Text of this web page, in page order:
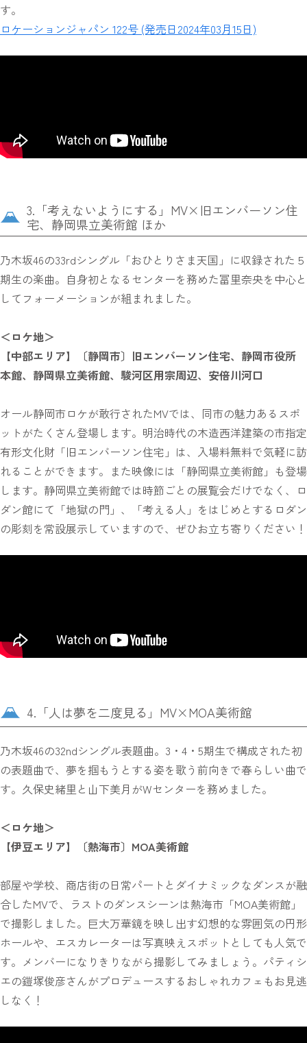
す。
ロケーションジャパン 122号 (発売日2024年03月15日)
3.「考えないようにする」MV×旧エンバーソン住
宅、静岡県立美術館 ほか
乃木坂46の33rdシングル「おひとりさま天国」に収録された５
期生の楽曲。自身初となるセンターを務めた冨里奈央を中心と
してフォーメーションが組まれました。
＜ロケ地＞
【中部エリア】〔静岡市〕旧エンバーソン住宅、静岡市役所
本館、静岡県立美術館、駿河区用宗周辺、安倍川河口
オール静岡市ロケが敢行されたMVでは、同市の魅力あるスポ
ットがたくさん登場します。明治時代の木造西洋建築の市指定
有形文化財「旧エンバーソン住宅」は、入場料無料で気軽に訪
れることができます。また映像には「静岡県立美術館」も登場
します。静岡県立美術館では時節ごとの展覧会だけでなく、ロ
ダン館にて「地獄の門」、「考える人」をはじめとするロダン
の彫刻を常設展示していますので、ぜひお立ち寄りください！
4.「人は夢を二度見る」MV×MOA美術館
乃木坂46の32ndシングル表題曲。3・4・5期生で構成された初
の表題曲で、夢を掴もうとする姿を歌う前向きで春らしい曲で
す。久保史緒里と山下美月がWセンターを務めました。
＜ロケ地＞
【伊豆エリア】〔熱海市〕MOA美術館
部屋や学校、商店街の日常パートとダイナミックなダンスが融
合したMVで、ラストのダンスシーンは熱海市「MOA美術館」
で撮影しました。巨大万華鏡を映し出す幻想的な雰囲気の円形
ホールや、エスカレーターは写真映えスポットとしても人気で
す。メンバーになりきりながら撮影してみましょう。パティシ
エの鎧塚俊彦さんがプロデュースするおしゃれカフェもお見逃
しなく！